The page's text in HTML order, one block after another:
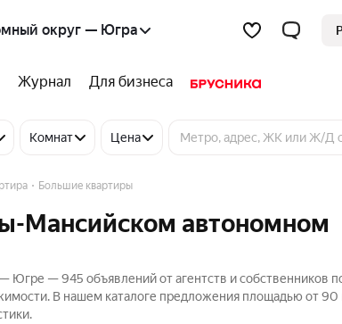
округ — Югра
Журнал Для бизнеса
Комнат Цена
Большие квартиры
Мансийском автономном
— 945 объявлений от агентств и собственников
В нашем каталоге предложения площадью от 90